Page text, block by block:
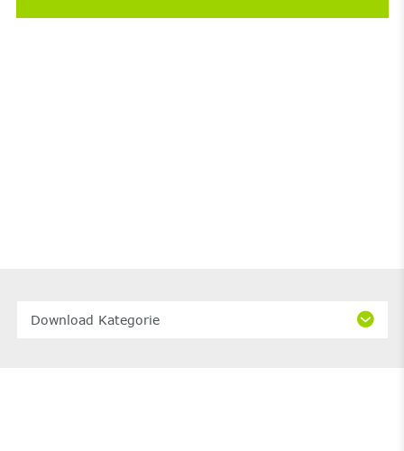
Download Kategorie